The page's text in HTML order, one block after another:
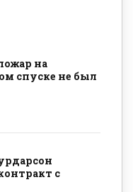
на
спуске не был
с